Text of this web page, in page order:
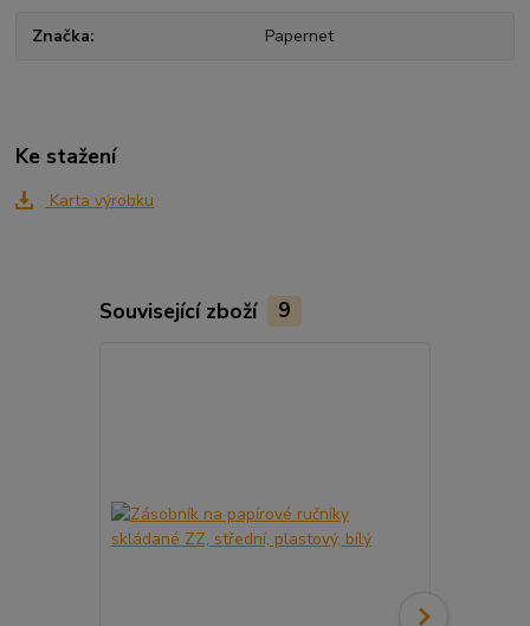
Značka Papernet
Ke stažení
Karta výrobku
Související zboží 9